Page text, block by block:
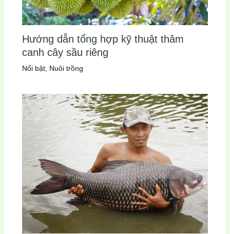
Hướng dẫn tổng hợp kỹ thuật thâm
canh cây sầu riêng
Nổi bật, Nuôi trồng